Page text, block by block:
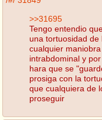
>>31695
Tengo entendio
una tortuosidad de
cualquier
intrabdominal y
hara que se
prosiga con la
que cualquiera de
proseguir